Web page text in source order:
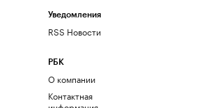
Уведомления
RSS Новости
РБК
О компании
Контактная